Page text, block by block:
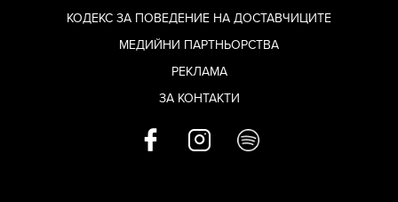
КОДЕКС ЗА ПОВЕДЕНИЕ НА ДОСТАВЧИЦИТЕ
МЕДИЙНИ ПАРТНЬОРСТВА
РЕКЛАМА
ЗА КОНТАКТИ